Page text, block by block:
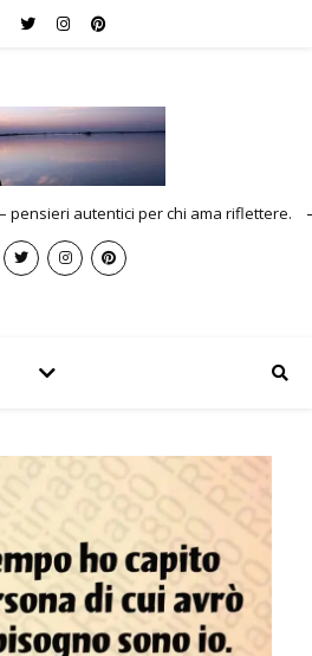
pensieri autentici per chi ama riflettere.